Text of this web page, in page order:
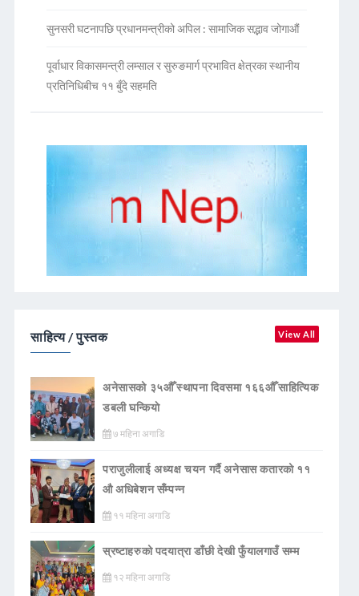
सुनसरी घटनापछि प्रधानमन्त्रीको अपिल : सामाजिक सद्भाव जोगाऔं
पूर्वाधार विकासमन्त्री लम्साल र सुरुङमार्ग प्रभावित क्षेत्रका स्थानीय
प्रतिनिधिबीच ११ बुँदे सहमति
साहित्य / पुस्तक View All
अनेसासको ३५औँ स्थापना दिवसमा १६६औँ साहित्यिक
डबली घन्कियाे
७ महिना अगाडि
पराजुलीलाई अध्यक्ष चयन गर्दै अनेसास कतारको ११
औ अधिबेशन सँम्पन्न
११ महिना अगाडि
स्रष्टाहरुको पदयात्रा डाँछी देखी फुँयालगाउँ सम्म
१२ महिना अगाडि